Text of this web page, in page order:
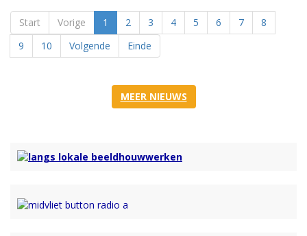
Start Vorige 1 2 3 4 5 6 7
8
9
10 Volgende Einde
MEER NIEUWS